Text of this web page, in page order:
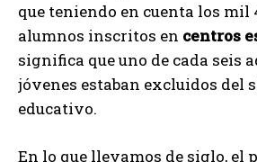
que teniendo en cuenta los mil
alumnos inscritos en centros
significa que uno de cada seis
jóvenes estaban excluidos del
educativo.
En lo que llevamos de siglo, el